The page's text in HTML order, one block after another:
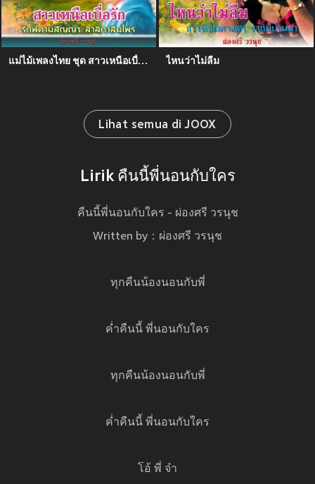
แม่ไม้เพลงไทย ชุด สาวเหนือเบื่อรัก ไหนว่าไม่ลืม
Lihat semua di JOOX
Lirik คืนนี้พี่นอนกับใคร
คืนนี้พี่นอนกับใคร - ผ่องศรี วรนุช
Written by：ผ่องศรี วรนุช
ทุกคืนน้องนอนกับพี่
ค่ำคืนนี้ พี่นอนกับใคร
ทุกคืนน้องนอนกับพี่
ค่ำคืนนี้ พี่นอนกับใคร
โอ้ พี่ จ๋า